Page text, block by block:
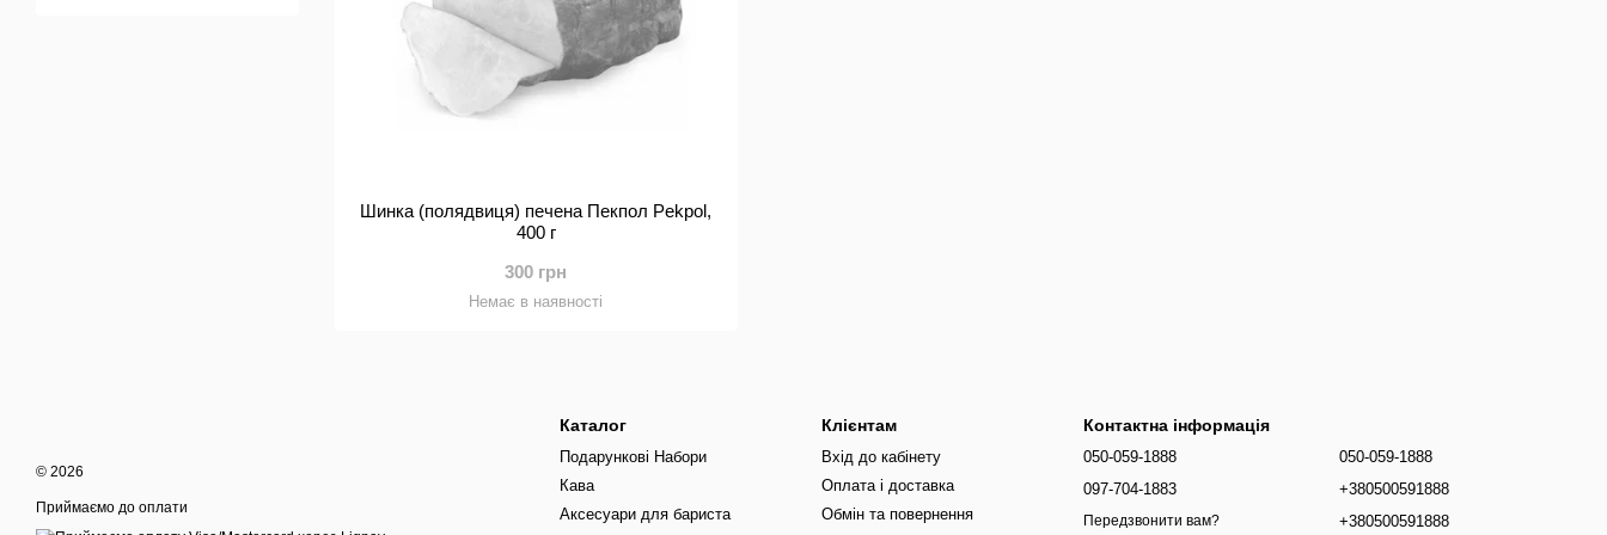
Шинка (полядвиця) печена Пекпол Pekpol,
400 г
300 грн
Немає в наявності
© 2026
Приймаємо до оплати
Каталог
Подарункові Набори
Кава
Аксесуари для бариста
Клієнтам
Вхід до кабінету
Оплата і доставка
Обмін та повернення
Контактна інформація
050-059-1888
097-704-1883
Передзвонити вам?
050-059-1888
+380500591888
+380500591888